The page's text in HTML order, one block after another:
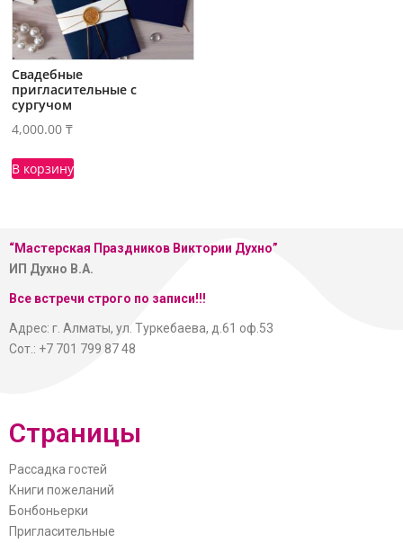
Свадебные
пригласительные с
сургучом
4,000.00₸
В корзину
“Мастерская Праздников Виктории Духно”
ИП Духно В.А.
Все встречи строго по записи!!!
Адрес: г. Алматы, ул. Туркебаева, д.61 оф.53
Сот.: +7 701 799 87 48
Страницы
Рассадка гостей
Книги пожеланий
Бонбоньерки
Пригласительные